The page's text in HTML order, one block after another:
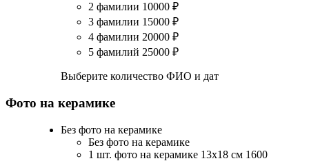
2 фамилии 10000 ₽
3 фамилии 15000 ₽
4 фамилии 20000 ₽
5 фамилий 25000 ₽
Выберите количество ФИО и дат
Фото на керамике
Без фото на керамике
Без фото на керамике
1 шт. фото на керамике 13х18 см 1600